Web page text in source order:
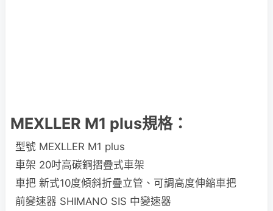
MEXLLER M1 plus規格：
型號 MEXLLER M1 plus
車架 20吋高碳鋼摺疊式車架
車把 新式10度傾斜折疊立管、可調高度伸縮車把
前變速器 SHIMANO SIS 中變速器